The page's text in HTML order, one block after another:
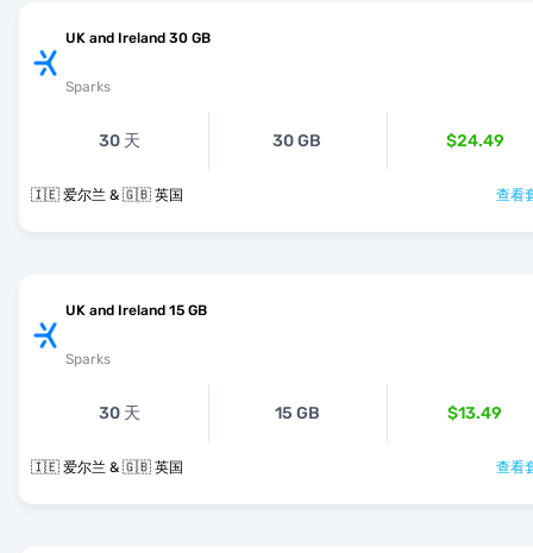
UK and Ireland 30 GB
Sparks
30 天 30 GB $24.49
🇮🇪 爱尔兰 & 🇬🇧 英国 查看
UK and Ireland 15 GB
Sparks
30 天 15 GB $13.49
🇮🇪 爱尔兰 & 🇬🇧 英国 查看